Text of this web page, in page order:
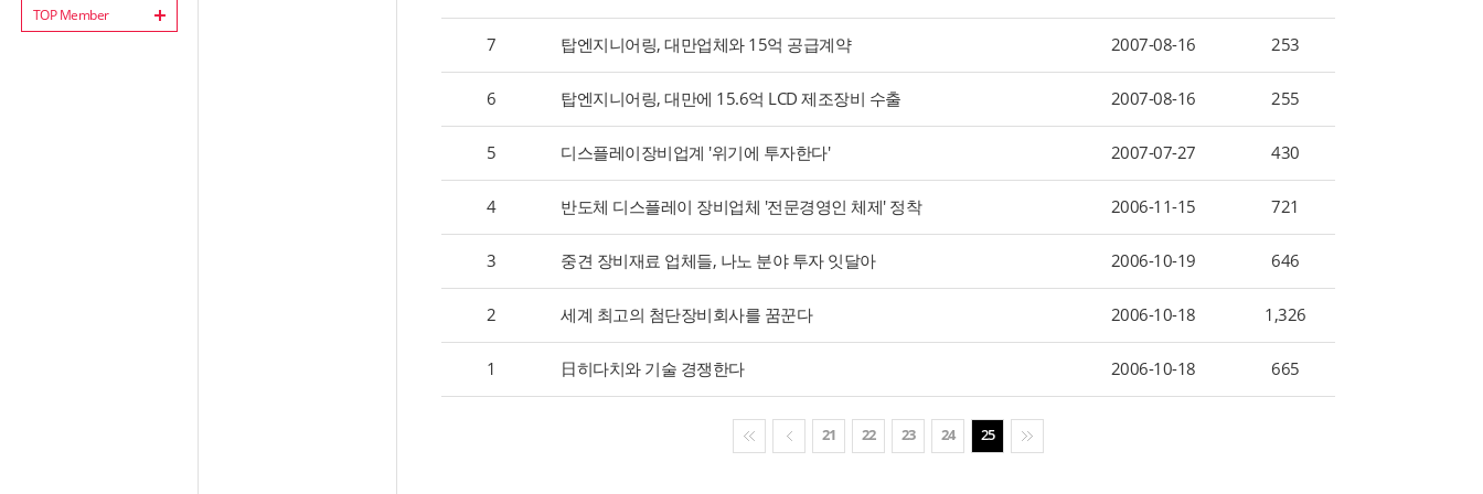
TOP Member
7 탑엔지니어링, 대만업체와 15억 공급계약 2007-08-16 253
6 탑엔지니어링, 대만에 15.6억 LCD 제조장비 수출 2007-08-16 255
5 디스플레이장비업계 '위기에 투자한다' 2007-07-27 430
4 반도체 디스플레이 장비업체 '전문경영인 체제' 정착 2006-11-15 721
3 중견 장비재료 업체들, 나노 분야 투자 잇달아 2006-10-19 646
2 세계 최고의 첨단장비회사를 꿈꾼다 2006-10-18 1,326
1 日히다치와 기술 경쟁한다 2006-10-18 665
21 22 23 24 25